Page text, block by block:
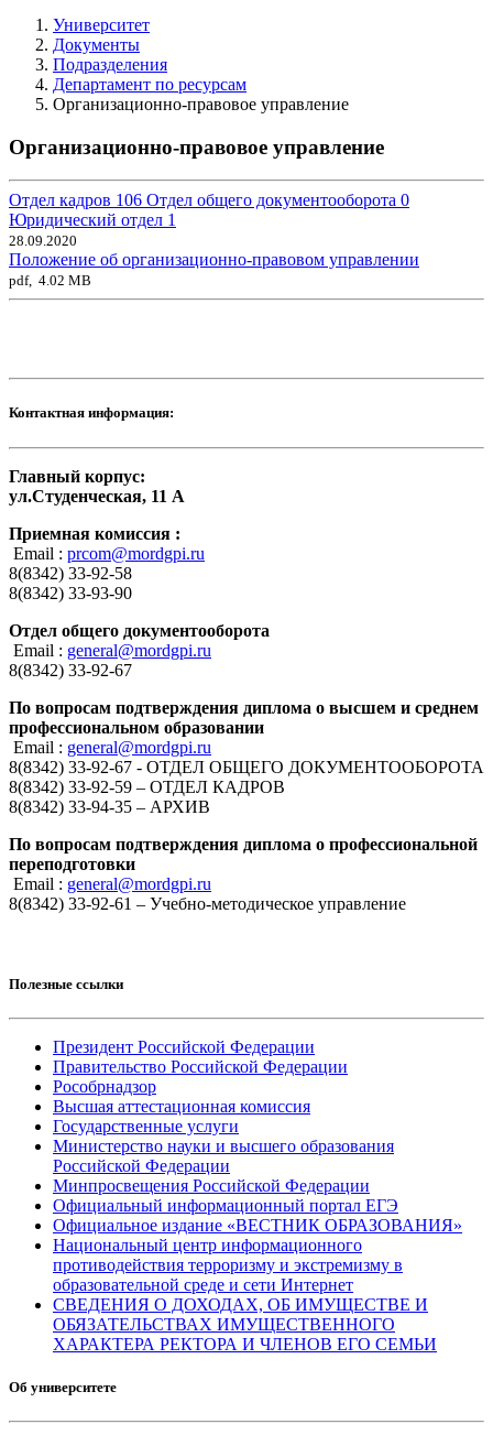
Университет
Документы
Подразделения
Департамент по ресурсам
Организационно-правовое управление
Организационно-правовое управление
Отдел кадров 106 Отдел общего документооборота 0
Юридический отдел 1
28.09.2020
Положение об организационно-правовом управлении
pdf, 4.02 MB
Контактная информация:
Главный корпус:
ул.Студенческая, 11 А
Приемная комиссия :
Email : prcom@mordgpi.ru
8(8342) 33-92-58
8(8342) 33-93-90
Отдел общего документооборота
Email : general@mordgpi.ru
8(8342) 33-92-67
По вопросам подтверждения диплома о высшем и среднем
профессиональном образовании
Email : general@mordgpi.ru
8(8342) 33-92-67 - ОТДЕЛ ОБЩЕГО ДОКУМЕНТООБОРОТА
8(8342) 33-92-59 – ОТДЕЛ КАДРОВ
8(8342) 33-94-35 – АРХИВ
По вопросам подтверждения диплома о профессиональной
переподготовки
Email : general@mordgpi.ru
8(8342) 33-92-61 – Учебно-методическое управление
Полезные ссылки
Президент Российской Федерации
Правительство Российской Федерации
Рособрнадзор
Высшая аттестационная комиссия
Государственные услуги
Министерство науки и высшего образования
Российской Федерации
Минпросвещения Российской Федерации
Официальный информационный портал ЕГЭ
Официальное издание «ВЕСТНИК ОБРАЗОВАНИЯ»
Национальный центр информационного
противодействия терроризму и экстремизму в
образовательной среде и сети Интернет
СВЕДЕНИЯ О ДОХОДАХ, ОБ ИМУЩЕСТВЕ И
ОБЯЗАТЕЛЬСТВАХ ИМУЩЕСТВЕННОГО
ХАРАКТЕРА РЕКТОРА И ЧЛЕНОВ ЕГО СЕМЬИ
Об университете